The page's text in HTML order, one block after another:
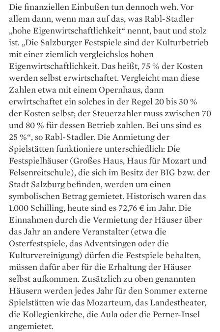
Die finanziellen Einbußen tun dennoch weh. Vor
allem dann, wenn man auf das, was Rabl-Stadler
„hohe Eigenwirtschaftlichkeit“ nennt, baut und stolz
ist. „Die Salzburger Festspiele sind der Kulturbetrieb
mit einer ziemlich vergleichslos hohen
Eigenwirtschaftlichkeit. Das heißt, 75 % der Kosten
werden selbst erwirtschaftet. Vergleicht man diese
Zahlen etwa mit einem Opernhaus, dann
erwirtschaftet ein solches in der Regel 20 bis 30 %
der Kosten selbst; der Steuerzahler muss zwischen 70
und 80 % für dessen Betrieb zahlen. Bei uns sind es
25 %“, so Rabl-Stadler. Die Anmietung der
Spielstätten funktioniere unterschiedlich: Die
Festspielhäuser (Großes Haus, Haus für Mozart und
Felsenreitschule), die sich im Besitz der BIG bzw. der
Stadt Salzburg befinden, werden um einen
symbolischen Betrag gemietet. Historisch waren das
1.000 Schilling, heute sind es 72,76 € im Jahr. Die
Einnahmen durch die Vermietung der Häuser über
das Jahr an andere Veranstalter (etwa die
Osterfestspiele, das Adventsingen oder die
Kulturvereinigung) dürfen die Festspiele behalten,
müssen dafür aber für die Erhaltung der Häuser
selbst aufkommen. Zusätzlich zu oben genannten
Häusern werden jedes Jahr für den ­Sommer ­externe
Spielstätten wie das Mozarteum, das Landestheater,
die Kollegien­kirche, die Aula oder die Perner-Insel
angemietet.